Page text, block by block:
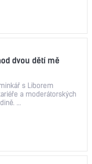
dvou dětí mě
s Liborem
a moderátorských
...